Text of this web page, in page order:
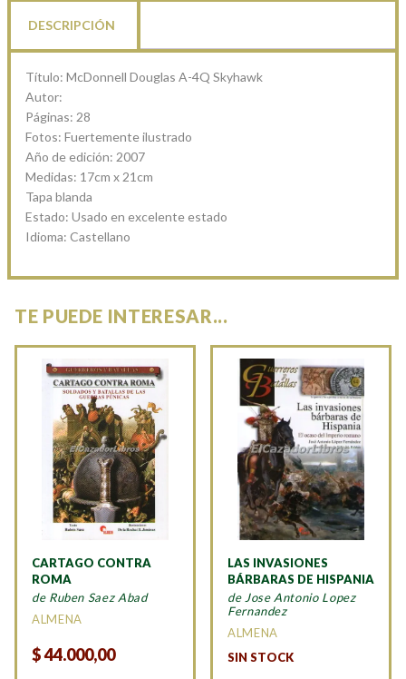
DESCRIPCIÓN
Título: McDonnell Douglas A-4Q Skyhawk
Autor:
Páginas: 28
Fotos: Fuertemente ilustrado
Año de edición: 2007
Medidas: 17cm x 21cm
Tapa blanda
Estado: Usado en excelente estado
Idioma: Castellano
TE PUEDE INTERESAR...
CARTAGO CONTRA
ROMA
de Ruben Saez Abad
ALMENA
$44.000,00
LAS INVASIONES
BÁRBARAS DE HISPANIA
de Jose Antonio Lopez
Fernandez
ALMENA
SIN STOCK